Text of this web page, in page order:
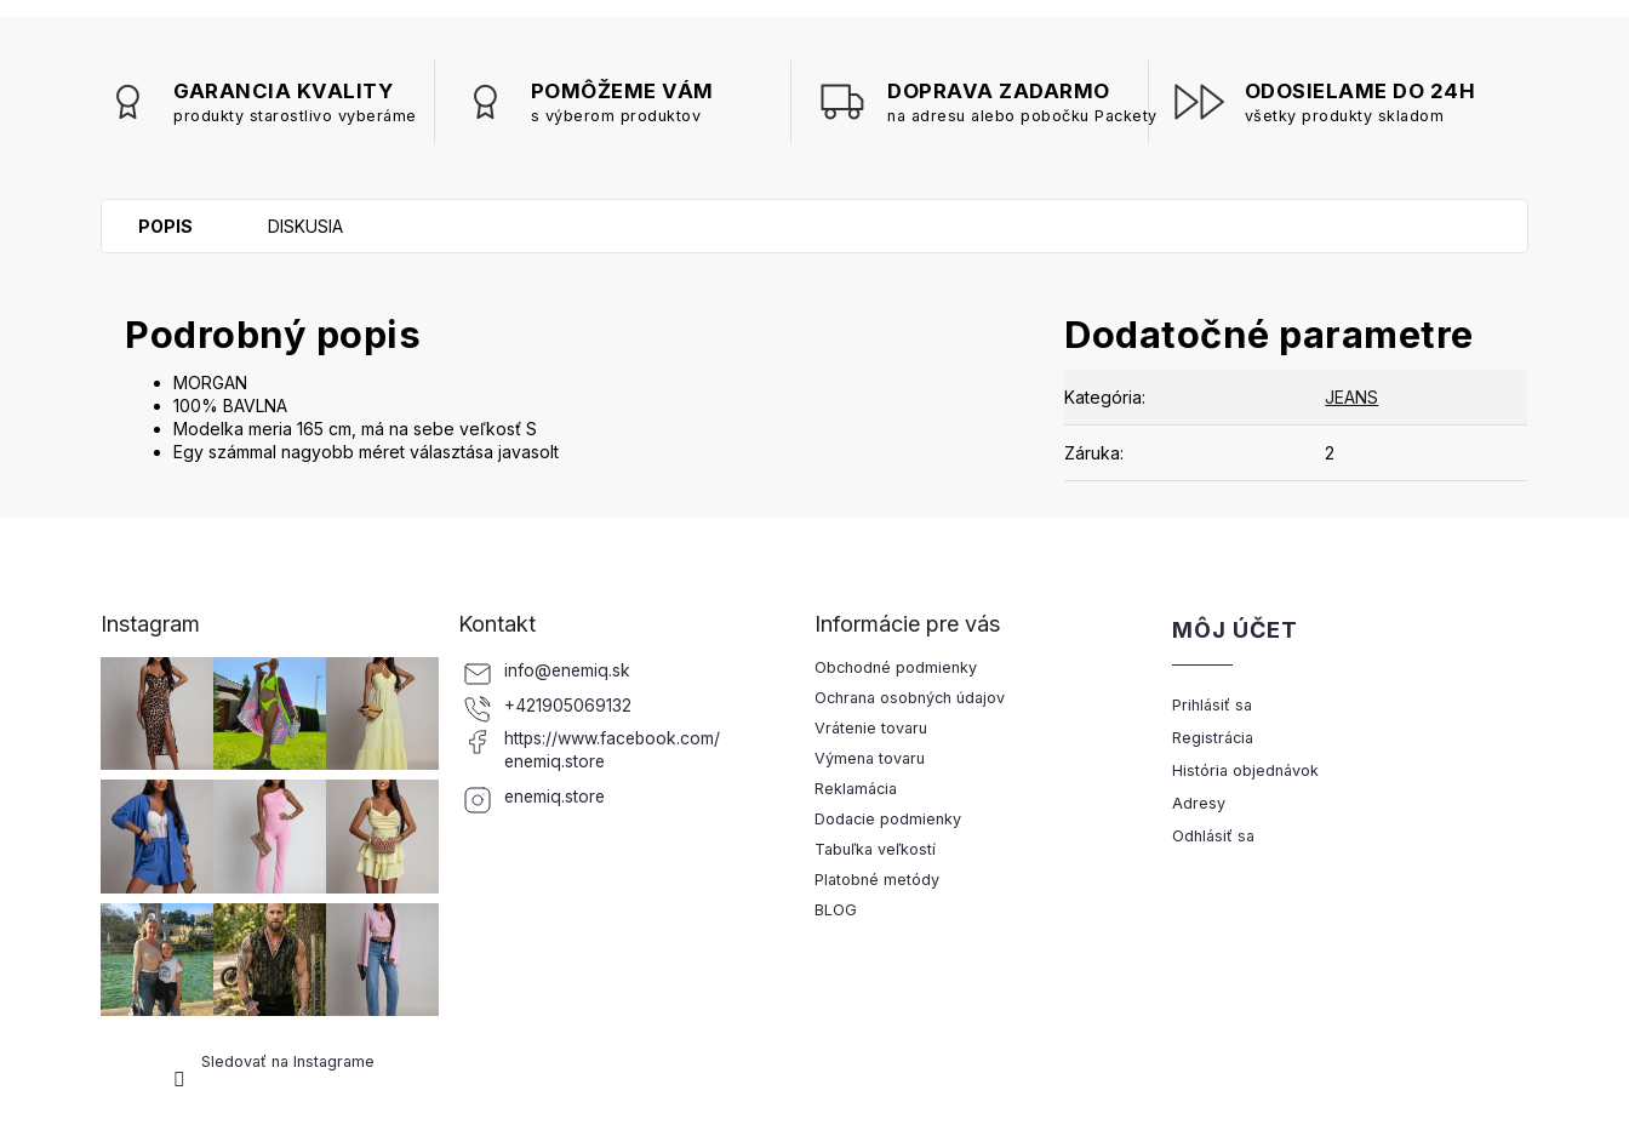
GARANCIA KVALITY
produkty starostlivo vyberáme
POMÔŽEME VÁM
s výberom produktov
DOPRAVA ZADARMO
na adresu alebo pobočku Packety
ODOSIELAME DO 24H
všetky produkty skladom
POPIS DISKUSIA
Podrobný popis
MORGAN
100% BAVLNA
Modelka meria 165 cm, má na sebe veľkosť S
Egy számmal nagyobb méret választása javasolt
Dodatočné parametre
Kategória: JEANS
Záruka: 2
Instagram
Sledovať na Instagrame
Kontakt
info@enemiq.sk
+421905069132
https://www.facebook.com/
enemiq.store
enemiq.store
Informácie pre vás
Obchodné podmienky
Ochrana osobných údajov
Vrátenie tovaru
Výmena tovaru
Reklamácia
Dodacie podmienky
Tabuľka veľkostí
Platobné metódy
BLOG
MÔJ ÚČET
Prihlásiť sa
Registrácia
História objednávok
Adresy
Odhlásiť sa